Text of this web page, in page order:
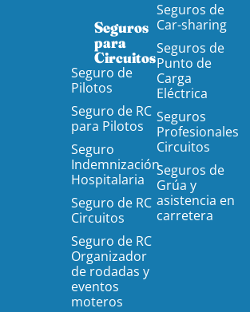
Seguros
para
Circuitos
Seguro de
Pilotos
Seguro de RC
para Pilotos
Seguro
Indemnización
Hospitalaria
Seguro de RC
Circuitos
Seguro de RC
Organizador
de rodadas y
eventos
moteros
Seguros de
Car-sharing
Seguros de
Punto de
Carga
Eléctrica
Seguros
Profesionales
Circuitos
Seguros de
Grúa y
asistencia en
carretera